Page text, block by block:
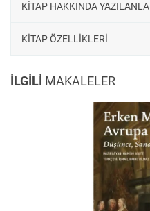
KİTAP HAKKINDA
KİTAP ÖZELLİKLERİ
İLGİLİ MAKALELER